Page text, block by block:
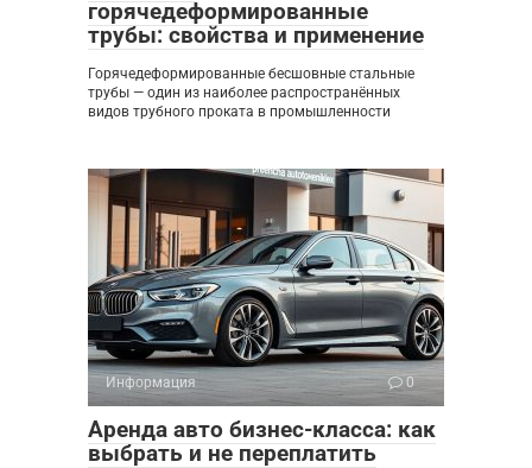
горячедеформированные
трубы: свойства и применение
Горячедеформированные бесшовные стальные
трубы — один из наиболее распространённых
видов трубного проката в промышленности
Информация 0
Аренда авто бизнес-класса: как
выбрать и не переплатить